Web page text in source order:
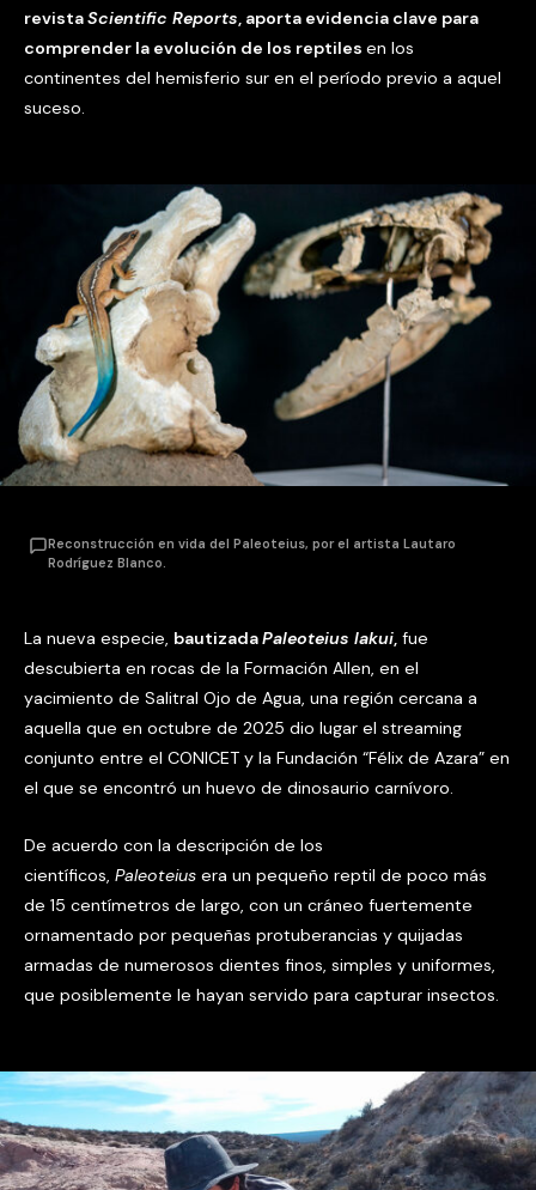
revistaScientific Reports, aporta evidencia clave para
comprender la evolución de los reptiles en los
continentes del hemisferio sur en el período previo a aquel
suceso.
Reconstrucción en vida del Paleoteius, por el artista Lautaro
Rodríguez Blanco.
La nueva especie, bautizadaPaleoteius lakui, fue
descubierta en rocas de la Formación Allen, en el
yacimiento de Salitral Ojo de Agua, una región cercana a
aquella que en octubre de 2025 dio lugar el streaming
conjunto entre el CONICET y la Fundación “Félix de Azara” en
el que se encontró un huevo de dinosaurio carnívoro.
De acuerdo con la descripción de los
científicos, Paleoteius era un pequeño reptil de poco más
de 15 centímetros de largo, con un cráneo fuertemente
ornamentado por pequeñas protuberancias y quijadas
armadas de numerosos dientes finos, simples y uniformes,
que posiblemente le hayan servido para capturar insectos.